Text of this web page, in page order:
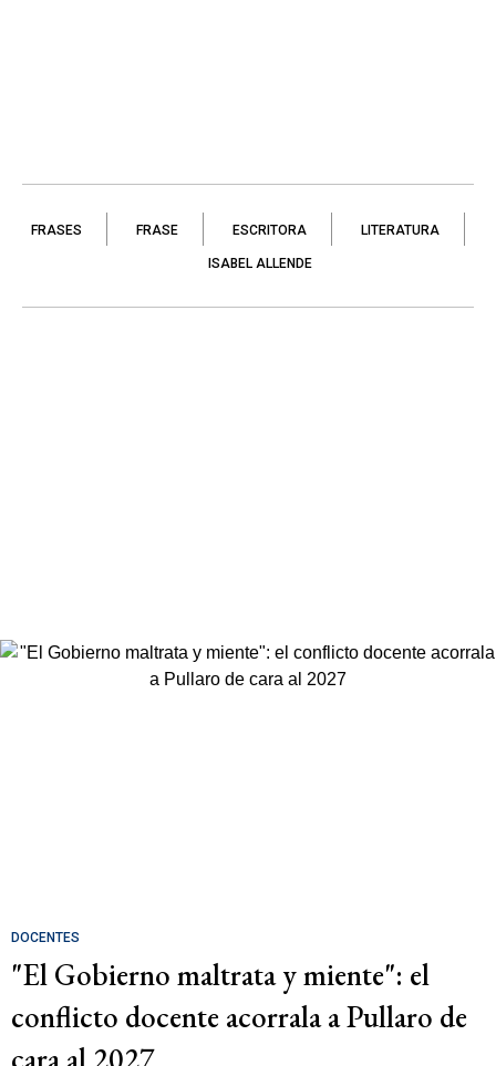
FRASES FRASE ESCRITORA LITERATURA
ISABEL ALLENDE
DOCENTES
"El Gobierno maltrata y miente": el
conflicto docente acorrala a Pullaro de